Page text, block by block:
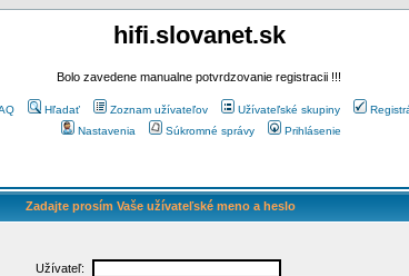
hifi.slovanet.sk
Bolo zavedene manualne potvrdzovanie registracii !!!
Hľadať Zoznam užívateľov Užívateľské skupiny
Nastavenia
Súkromné správy Prihlásenie
Zadajte prosím Vaše užívateľské meno a heslo
Užívateľ: